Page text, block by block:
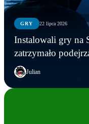
GRY 22 lipca 2026
Instalowali gry na
zatrzymało
Julian